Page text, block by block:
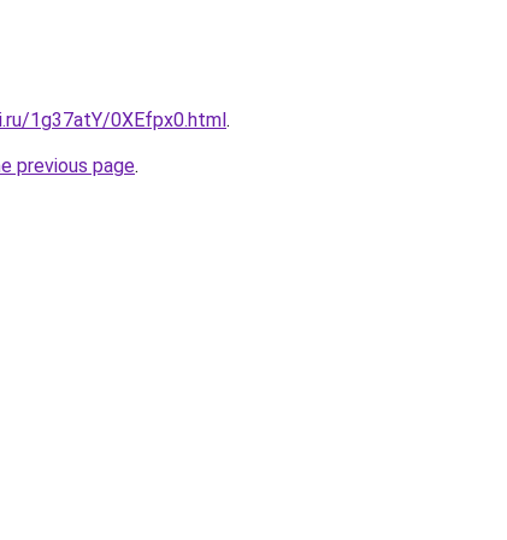
1g37atY/0XEfpx0.html.
previous page.